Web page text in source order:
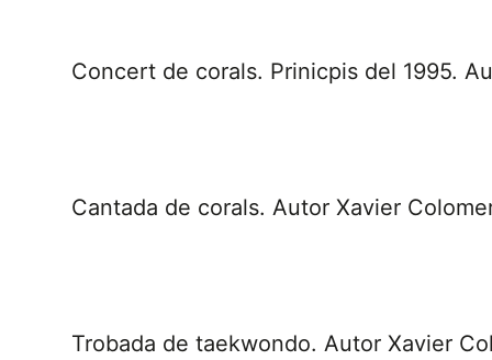
Concert de corals. Prinicpis del 1995.
Cantada de corals. Autor Xavier
Trobada de taekwondo. Autor Xavier